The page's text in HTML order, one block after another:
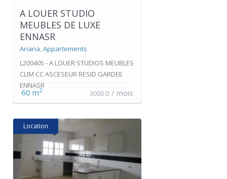
A LOUER STUDIO
MEUBLES DE LUXE
ENNASR
Ariana,Appartements
L200405 - A LOUER STUDIOS MEUBLES
CLIM CC ASCESEUR RESID GARDEE
ENNASR
60 m2 3000 D / mois
Location